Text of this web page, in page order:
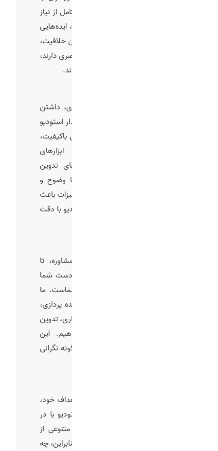
تجربه است. این تیم خلاق با درک کامل از نیاز
بازار و شناخت دقیق مخاطبان هدف، ایده‌هایی
منحصربه‌ فرد خلق می‌کند. نتیجه این خلاقیت،
تیزرهایی است که نه‌ تنها جذابیت بصری دارند،
بلکه در ذهن مخاطب ماندگار می‌شوند.
برای تولید یک تیزر تبلیغاتی حرفه‌ای، داشتن
تجهیزات پیشرفته ضروری است. فیدار استودیو
با بهره‌ گیری از دوربین‌های سینمایی باکیفیت،
تجهیزات نورپردازی استاندارد، ابزارهای
صدابرداری حرفه‌ ای و نرم‌افزارهای تدوین
پیشرفته، امکان خلق ویدئوهایی با وضوح و
کیفیت بالا را فراهم می‌کند. این تجهیزات باعث
می‌شود حتی جزئی ‌ترین نکات در ویدیو با دقت
از همان اولین تماس و جلسه مشاوره، تا
لحظه‌ای که نسخه نهایی تیزر به دست شما
برسد، تیم فیدار استودیو همراه شماست. ما
تمامی مراحل شامل تحلیل بازار، ایده‌ پردازی،
سناریو نویسی، فیلم‌ برداری، صداگذاری، تدوین
و تحویل نهایی را پوشش می‌دهیم. این
پشتیبانی جامع، خیال شما را از هرگونه نگرانی
هر کسب‌ وکار بسته به شرایط و اهداف خود،
توان مالی متفاوتی دارد. فیدار استودیو با در
نظر گرفتن این موضوع، پکیج‌های متنوعی از
اقتصادی تا حرفه ‌ای ارائه می‌دهد. بنابراین، چه